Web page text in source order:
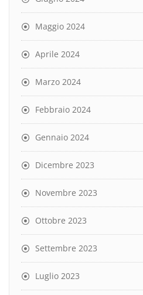
Maggio 2024
Aprile 2024
Marzo 2024
Febbraio 2024
Gennaio 2024
Dicembre 2023
Novembre 2023
Ottobre 2023
Settembre 2023
Luglio 2023